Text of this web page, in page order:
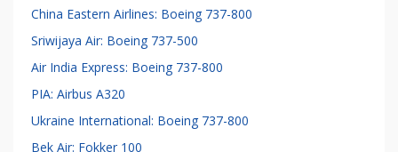
China Eastern Airlines: Boeing 737-800
Sriwijaya Air: Boeing 737-500
Air India Express: Boeing 737-800
PIA: Airbus A320
Ukraine International: Boeing 737-800
Bek Air: Fokker 100